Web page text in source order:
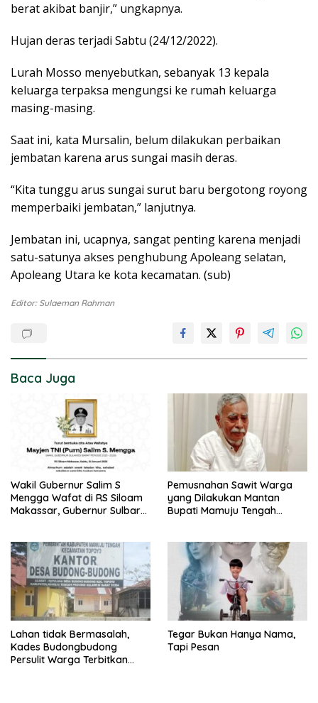
berat akibat banjir,” ungkapnya.
Hujan deras terjadi Sabtu (24/12/2022).
Lurah Mosso menyebutkan, sebanyak 13 kepala
keluarga terpaksa mengungsi ke rumah keluarga
masing-masing.
Saat ini, kata Mursalin, belum dilakukan perbaikan
jembatan karena arus sungai masih deras.
“Kita tunggu arus sungai surut baru bergotong royong
memperbaiki jembatan,” lanjutnya.
Jembatan ini, ucapnya, sangat penting karena menjadi
satu-satunya akses penghubung Apoleang selatan,
Apoleang Utara ke kota kecamatan. (sub)
Editor: Sulaeman Rahman
Baca Juga
Wakil Gubernur Salim S
Mengga Wafat di RS Siloam
Makassar, Gubernur Sulbar
Pemusnahan Sawit Warga
yang Dilakukan Mantan
Bupati Mamuju Tengah
Lahan tidak Bermasalah,
Kades Budongbudong
Persulit Warga Terbitkan
Tegar Bukan Hanya Nama,
Tapi Pesan